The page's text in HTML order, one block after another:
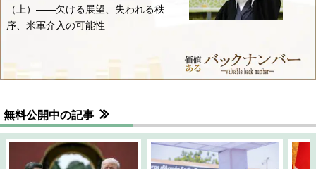
（上）――欠ける展望、失われる秩
序、米軍介入の可能性
無料公開中の記事